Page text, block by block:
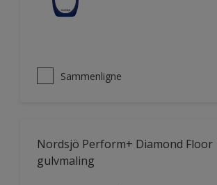
Sammenligne
Nordsjö Perform+ Diamond Floor
gulvmaling